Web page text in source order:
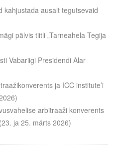
kahjustada ausalt tegutsevaid
pälvis tiitli „Tarneahela Tegija
Vabariigi Presidendi Alar
ja ICC institute’i
arbitraaži konverents
ja 25. märts 2026)